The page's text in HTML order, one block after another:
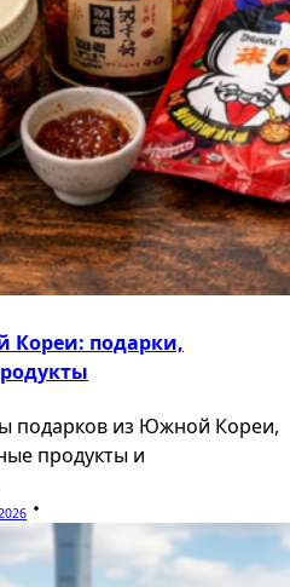
Кореи: подарки,
подарков из Южной Кореи,
продукты и